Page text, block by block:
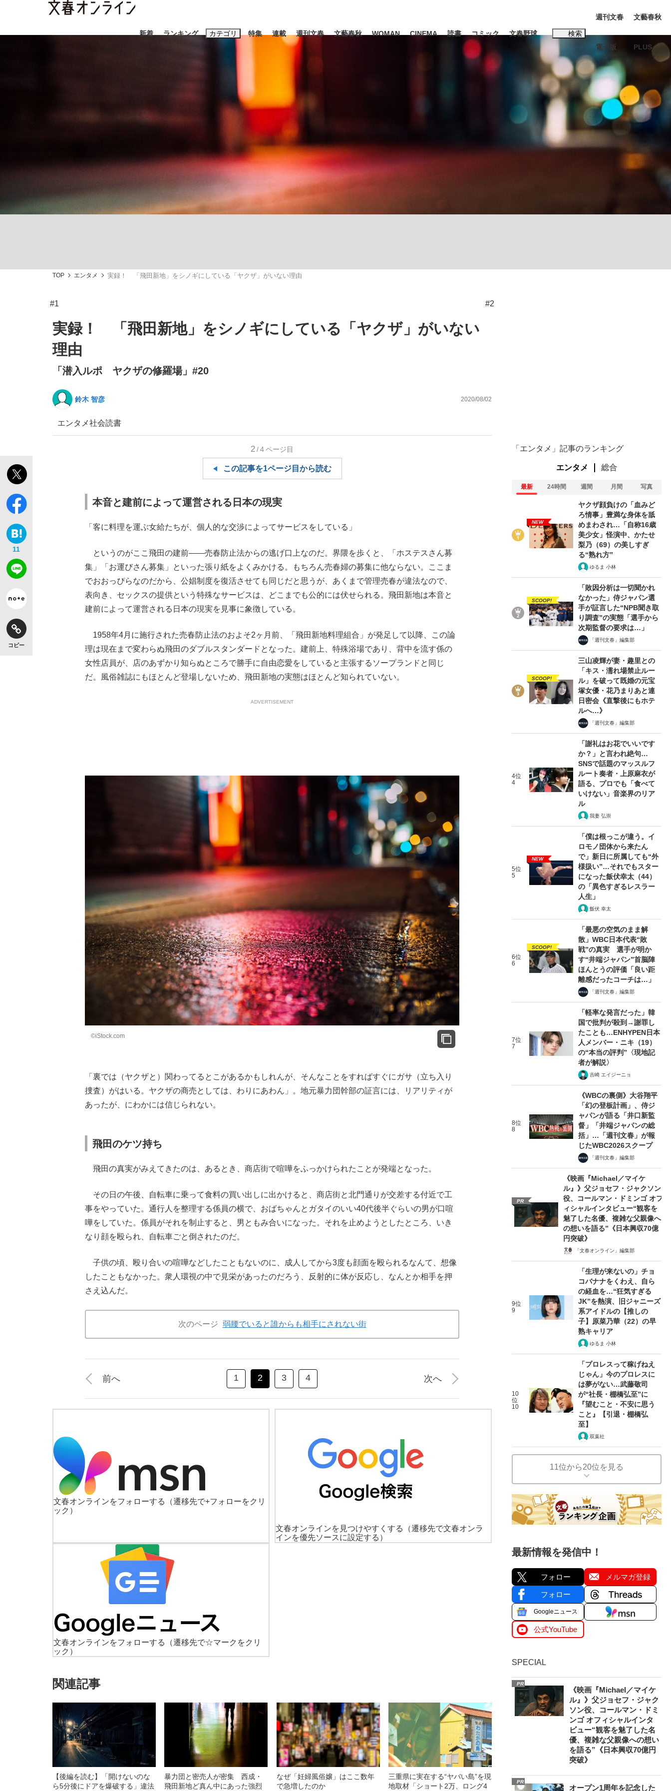
新着 ランキング カテゴリ
インタビュー
「90%は失敗する。でも…」本田圭佑が初めて明かした日本代表監督に...
「目標達成できなかったからと言って…」サッカー日本代表・森保一監督...
もっと見る
特集 連載 週刊文春 文藝春秋 WOMAN CINEMA 読書 コミック 文春野球 検索
おすすめのキーワードタグ一覧
#藤田晋
週刊文春
電子版
文藝春秋
PLUS
TOP エンタメ 実録！ 「飛田新地」をシノギにしている「ヤクザ」がいない理由
#1 #2
実録！ 「飛田新地」をシノギにしている「ヤクザ」がいない
理由
「潜入ルポ ヤクザの修羅場」#20
鈴木 智彦 2020/08/02
エンタメ社会読書
11
コピー
2/4ページ目
この記事を1ページ目から読む
本音と建前によって運営される日本の現実
「客に料理を運ぶ女給たちが、個人的な交渉によってサービスをしている」
というのがここ飛田の建前――売春防止法からの逃げ口上なのだ。界隈を歩くと、「ホステスさん募
集」「お運びさん募集」といった張り紙をよくみかける。もちろん売春婦の募集に他ならない。ここま
でおおっぴらなのだから、公娼制度を復活させても同じだと思うが、あくまで管理売春が違法なので、
表向き、セックスの提供という特殊なサービスは、どこまでも公的には伏せられる。飛田新地は本音と
建前によって運営される日本の現実を見事に象徴している。
1958年4月に施行された売春防止法のおよそ2ヶ月前、「飛田新地料理組合」が発足して以降、この論
理は現在まで変わらぬ飛田のダブルスタンダードとなった。建前上、特殊浴場であり、背中を流す係の
女性店員が、店のあずかり知らぬところで勝手に自由恋愛をしていると主張するソープランドと同じ
だ。風俗雑誌にもほとんど登場しないため、飛田新地の実態はほとんど知られていない。
ADVERTISEMENT
©iStock.com
「裏では（ヤクザと）関わってるとこがあるかもしれんが、そんなことをすればすぐにガサ（立ち入り
捜査）がはいる。ヤクザの商売としては、わりにあわん」。地元暴力団幹部の証言には、リアリティが
あったが、にわかには信じられない。
飛田のケツ持ち
飛田の真実がみえてきたのは、あるとき、商店街で喧嘩をふっかけられたことが発端となった。
その日の午後、自転車に乗って食料の買い出しに出かけると、商店街と北門通りが交差する付近で工
事をやっていた。通行人を整理する係員の横で、おばちゃんとガタイのいい40代後半ぐらいの男が口喧
嘩をしていた。係員がそれを制止すると、男ともみ合いになった。それを止めようとしたところ、いき
なり顔を殴られ、自転車ごと倒されたのだ。
子供の頃、殴り合いの喧嘩などしたこともないのに、成人してから3度も顔面を殴られるなんて、想像
したこともなかった。衆人環視の中で見栄があったのだろう、反射的に体が反応し、なんとか相手を押
さえ込んだ。
次のページ 弱腰でいると誰からも相手にされない街
前へ 1 2 3 4 次へ
文春オンラインをフォローする
（遷移先で+フォローをクリ
ック）
文春オンラインを見つけやすくする
（遷移先で文春オンラ
インを優先ソースに設定する）
文春オンラインをフォローする
（遷移先で☆マークをクリ
ック）
関連記事
【後編を読む】「開けないのな
ら5分後にドアを爆破する」違法
暴力団と密売人が密集 西成・
飛田新地ど真ん中にあった強烈
なぜ「妊婦風俗嬢」はここ数年
で急増したのか
三重県に実在する“ヤバい島”を現
地取材「ショート2万、ロング4
「エンタメ」記事のランキング
エンタメ 総合
最新 24時間 週間 月間 写真
NEW
ヤクザ顔負けの「血みど
ろ情事」豊満な身体を舐
めまわされ…「自称16歳
美少女」怪演中、かたせ
梨乃（69）の美しすぎ
る“熟れ方”
ゆるま 小林
SCOOP!
「敗因分析は一切聞かれ
なかった」侍ジャパン選
手が証言した“NPB聞き取
り調査”の実態「選手から
次期監督の要求は…」
「週刊文春」編集部
SCOOP!
三山凌輝が妻・趣里との
「キス・濡れ場禁止ルー
ル」を破って既婚の元宝
塚女優・花乃まりあと連
日密会《直撃後にもホテ
ルへ…》
「週刊文春」編集部
4位
4
「謝礼はお花でいいです
か？」と言われ絶句…
SNSで話題のマッスルフ
ルート奏者・上原麻衣が
語る、プロでも「食べて
いけない」音楽界のリア
ル
我妻 弘崇
5位
5
NEW
「僕は根っこが違う。イ
ロモノ団体から来たん
で」新日に所属しても“外
様扱い”…それでもスター
になった飯伏幸太（44）
の「異色すぎるレスラー
人生」
飯伏 幸太
6位
6
SCOOP!
「最悪の空気のまま解
散」WBC日本代表“敗
戦”の真実 選手が明か
す“井端ジャパン”首脳陣
ほんとうの評価「良い距
離感だったコーチは…」
「週刊文春」編集部
7位
7
「軽率な発言だった」韓
国で批判が殺到→謝罪し
たことも…ENHYPEN日本
人メンバー・ニキ（19）
の“本当の評判”〈現地記
者が解説〉
吉崎 エイジーニョ
8位
8
《WBCの裏側》大谷翔平
「幻の登板計画」、侍ジ
ャパンが語る「井口新監
督」「井端ジャパンの総
括」…「週刊文春」が報
じたWBC2026スクープ
「週刊文春」編集部
PR
《映画『Michael／マイケ
ル』》父ジョセフ・ジャクソン
役、コールマン・ドミンゴ オフ
ィシャルインタビュー“観客を
魅了した名優、複雑な父親像へ
の想いを語る”《日本興収70億
円突破》
「文春オンライン」編集部
9位
9
「生理が来ないの」チョ
コバナナをくわえ、自ら
の経血を…“狂気すぎる
JK”を熱演、旧ジャニーズ
系アイドルの【推しの
子】原菜乃華（22）の早
熟キャリア
ゆるま 小林
10
位
10
「プロレスって稼げねえ
じゃん」今のプロレスに
は夢がない…武藤敬司
が“社長・棚橋弘至”に
『望むこと・不安に思う
こと』【引退・棚橋弘
至】
双葉社
11位から20位を見る
最新情報を発信中！
フォロー メルマガ登録
フォロー
Googleニュース
公式YouTube
SPECIAL
PR
《映画『Michael／マイケ
ル』》父ジョセフ・ジャク
ソン役、コールマン・ドミ
ンゴ オフィシャルインタ
ビュー“観客を魅了した名
優、複雑な父親像への想い
を語る”《日本興収70億円
突破》
PR
オープン1周年を記念した